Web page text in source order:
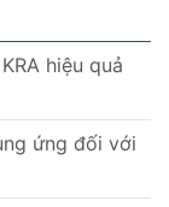
hiệu quả
ứng đối với